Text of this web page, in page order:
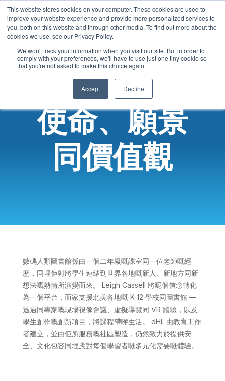
This website stores cookies on your computer. These cookies are used to
improve your website experience and provide more personalized services to
you, both on this website and through other media. To find out more about the
cookies we use, see our Privacy Policy.
We won't track your information when you visit our site. But in order to
comply with your preferences, we'll have to use just one tiny cookie so
that you're not asked to make this choice again.
Accept Decline
使命、願景
同價值觀
數碼人類圖書館係由一個二年級嘅課室同一位老師嘅經
歷，同埋佢對將學生連結到世界各地嘅新人、新地方同新
想法嘅熱情所演變而來。 Leigh Cassell 將呢個信念轉化
為一個平台，而家支援北美各地嘅 K-12 學校同圖書館 —
透過同專家嘅現場視像會議、虛擬導覽同 VR 體驗，以及
學生創作嘅創新項目，將課程帶嚟生活。 dHL 由教育工作
者建立，並由佢所服務嘅社區塑造，仍然致力於提供安
全、文化包容同埋應對每個學習者嘅多元化需要嘅體驗。.
Cantonese
English
Spanish
Arabic
Hindi
Tagalog
Italian